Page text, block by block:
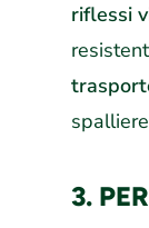
riflessi
3.